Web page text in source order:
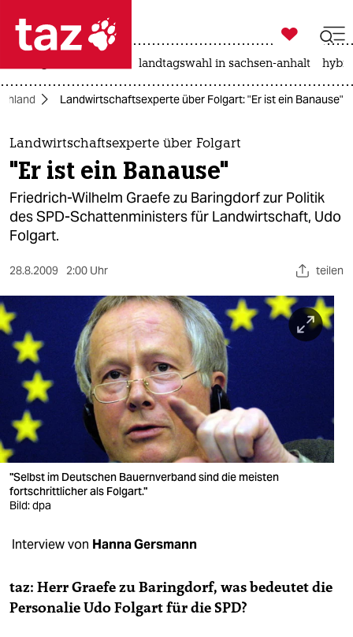
 taz zahl ich
taz zahl ich
themen
politik
öko
gesellschaft
sport
berlin
nord
wahrheit
verlag
verlag
shop
fragen & hilfe
unterstützen

taz zahl ich
landtagswahl in sachsen-anhalt
Landwirtschaftsexperte über Folgart: "Er ist ein Banause"
Landwirtschaftsexperte über Folgart
"Er ist ein Banause"
Friedrich-Wilhelm Graefe zu Baringdorf zur Politik
des SPD-Schattenministers für Landwirtschaft, Udo
Folgart.
28.8.2009 2:00 Uhr teilen
"Selbst im Deutschen Bauernverband sind die meisten
fortschrittlicher als Folgart."
Bild: dpa
Interview von Hanna Gersmann
taz: Herr Graefe zu Baringdorf, was bedeutet die
Personalie Udo Folgart für die SPD?